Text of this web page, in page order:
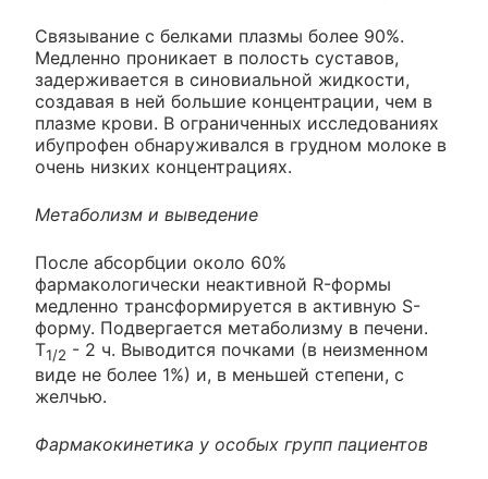
Связывание с белками плазмы более 90%.
Медленно проникает в полость суставов,
задерживается в синовиальной жидкости,
создавая в ней большие концентрации, чем в
плазме крови. В ограниченных исследованиях
ибупрофен обнаруживался в грудном молоке в
очень низких концентрациях.
Метаболизм и выведение
После абсорбции около 60%
фармакологически неактивной R-формы
медленно трансформируется в активную S-
форму. Подвергается метаболизму в печени.
Т1/2 - 2 ч. Выводится почками (в неизменном
виде не более 1%) и, в меньшей степени, с
желчью.
Фармакокинетика у особых групп пациентов